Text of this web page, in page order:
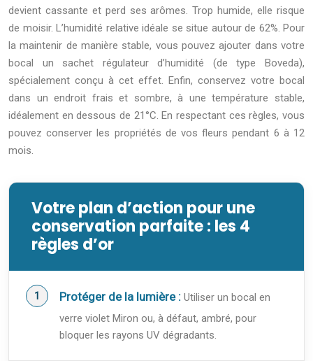
devient cassante et perd ses arômes. Trop humide, elle risque
de moisir. L’humidité relative idéale se situe autour de 62%. Pour
la maintenir de manière stable, vous pouvez ajouter dans votre
bocal un sachet régulateur d’humidité (de type Boveda),
spécialement conçu à cet effet. Enfin, conservez votre bocal
dans un endroit frais et sombre, à une température stable,
idéalement en dessous de 21°C. En respectant ces règles, vous
pouvez conserver les propriétés de vos fleurs pendant 6 à 12
mois.
Votre plan d’action pour une
conservation parfaite : les 4
règles d’or
Protéger de la lumière : Utiliser un bocal en
verre violet Miron ou, à défaut, ambré, pour
bloquer les rayons UV dégradants.